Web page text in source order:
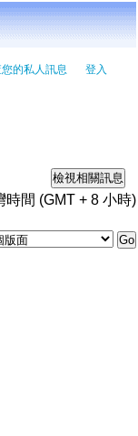
的私人訊息 登入
時間 (GMT + 8 小時)